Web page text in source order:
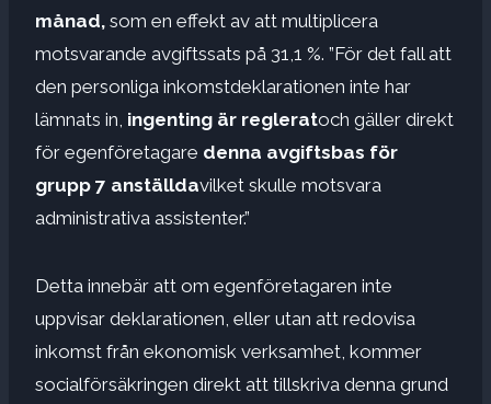
månad, som en effekt av att multiplicera
motsvarande avgiftssats på 31,1 %. ”För det fall att
den personliga inkomstdeklarationen inte har
lämnats in, ingenting är regleratoch gäller direkt
för egenföretagare denna avgiftsbas för
grupp 7 anställdavilket skulle motsvara
administrativa assistenter.”
Detta innebär att om egenföretagaren inte
uppvisar deklarationen, eller utan att redovisa
inkomst från ekonomisk verksamhet, kommer
socialförsäkringen direkt att tillskriva denna grund